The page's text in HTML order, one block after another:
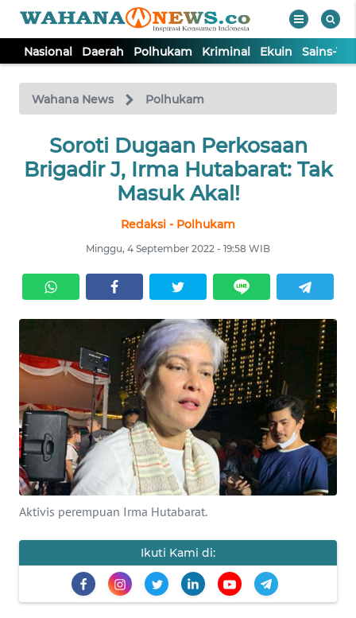
Nasional Daerah Polhukam Kriminal Ekuin Sains-
Wahana News Polhukam
Soroti Dugaan Perkosaan
Brigadir J, Irma Hutabarat: Tak
Masuk Akal!
Redaksi - Polhukam
Minggu, 4 September 2022 - 19:58 WIB
Aktivis perempuan Irma Hutabarat.
Ikuti Kami di:
TV
Tutup
NASIONAL
KRIMINAL
EKUIN
SAINS-TEKNO
KESEHATAN
INTERNASIONAL
SERBA-SERBI
PENDIDIKAN
OLAHRAGA